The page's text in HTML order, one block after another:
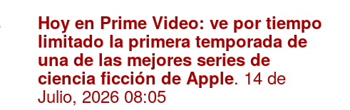
Hoy en Prime Video: ve por tiempo
limitado la primera temporada de
una de las mejores series de
ciencia ficción de Apple. 14 de
Julio, 2026 08:05